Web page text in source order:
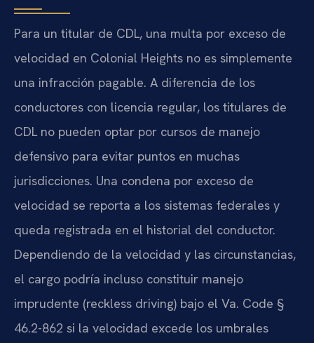
Para un titular de CDL, una multa por exceso de
velocidad en Colonial Heights no es simplemente
una infracción pagable. A diferencia de los
conductores con licencia regular, los titulares de
CDL no pueden optar por cursos de manejo
defensivo para evitar puntos en muchas
jurisdicciones. Una condena por exceso de
velocidad se reporta a los sistemas federales y
queda registrada en el historial del conductor.
Dependiendo de la velocidad y las circunstancias,
el cargo podría incluso constituir manejo
imprudente (reckless driving) bajo el Va. Code §
46.2-862 si la velocidad excede los umbrales